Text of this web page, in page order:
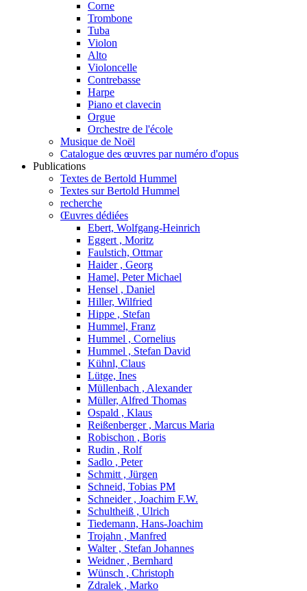
Corne
Trombone
Tuba
Violon
Alto
Violoncelle
Contrebasse
Harpe
Piano et clavecin
Orgue
Orchestre de l'école
Musique de Noël
Catalogue des œuvres par numéro d'opus
Publications
Textes de Bertold Hummel
Textes sur Bertold Hummel
recherche
Œuvres dédiées
Ebert, Wolfgang-Heinrich
Eggert , Moritz
Faulstich, Ottmar
Haider , Georg
Hamel, Peter Michael
Hensel , Daniel
Hiller, Wilfried
Hippe , Stefan
Hummel, Franz
Hummel , Cornelius
Hummel , Stefan David
Kühnl, Claus
Lütge, Ines
Müllenbach , Alexander
Müller, Alfred Thomas
Ospald , Klaus
Reißenberger , Marcus Maria
Robischon , Boris
Rudin , Rolf
Sadlo , Peter
Schmitt , Jürgen
Schneid, Tobias PM
Schneider , Joachim F.W.
Schultheiß , Ulrich
Tiedemann, Hans-Joachim
Trojahn , Manfred
Walter , Stefan Johannes
Weidner , Bernhard
Wünsch , Christoph
Zdralek , Marko